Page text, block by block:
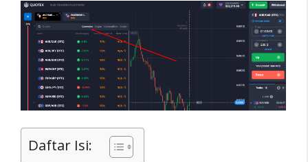
Daftar Isi: